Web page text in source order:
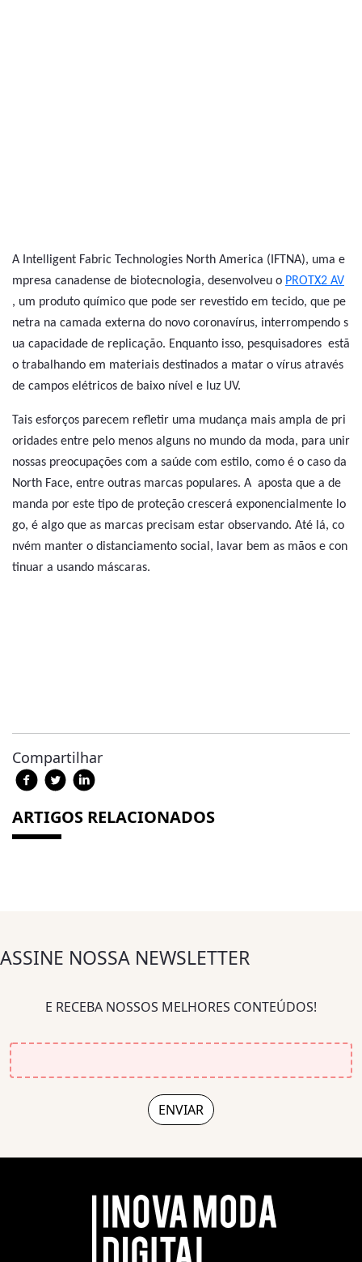
A Intelligent Fabric Technologies North America (IFTNA), uma e
mpresa canadense de biotecnologia, desenvolveu o PROTX2 AV
, um produto químico que pode ser revestido em tecido, que pe
netra na camada externa do novo coronavírus, interrompendo s
ua capacidade de replicação. Enquanto isso, pesquisadores estã
o trabalhando em materiais destinados a matar o vírus através
de campos elétricos de baixo nível e luz UV.
Tais esforços parecem refletir uma mudança mais ampla de pri
oridades entre pelo menos alguns no mundo da moda, para unir
nossas preocupações com a saúde com estilo, como é o caso da
North Face, entre outras marcas populares. A aposta que a de
manda por este tipo de proteção crescerá exponencialmente lo
go, é algo que as marcas precisam estar observando. Até lá, co
nvém manter o distanciamento social, lavar bem as mãos e con
tinuar a usando máscaras.
Compartilhar
ARTIGOS RELACIONADOS
ASSINE NOSSA NEWSLETTER
E RECEBA NOSSOS MELHORES CONTEÚDOS!